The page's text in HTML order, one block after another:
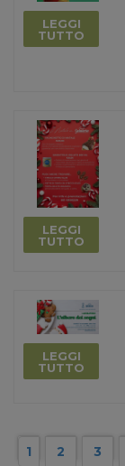
LEGGI
TUTTO
LEGGI
TUTTO
LEGGI
TUTTO
1 2 3